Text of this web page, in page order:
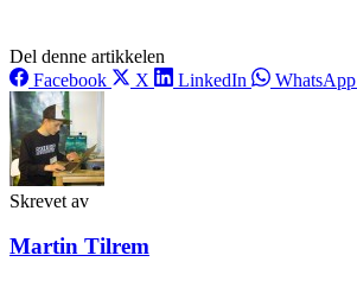
Del denne artikkelen
Facebook
X LinkedIn WhatsApp
Skrevet av
Martin Tilrem